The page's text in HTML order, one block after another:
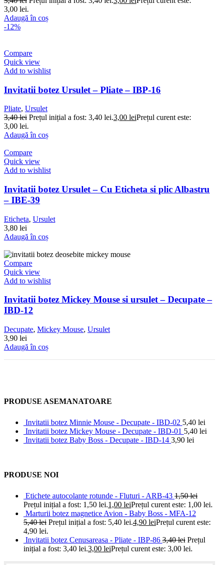
3,00 lei.
Adaugă în coș
-12%
Compare
Quick view
Add to wishlist
Invitatii botez Ursulet – Pliate – IBP-16
Pliate, Ursulet
3,40lei Prețul inițial a fost: 3,40 lei.3,00 leiPrețul curent este:
3,00 lei.
Adaugă în coș
Compare
Quick view
Add to wishlist
Invitatii botez Ursulet – Cu Eticheta si plic Albastru
– IBE-39
Eticheta, Ursulet
3,80 lei
Adaugă în coș
Compare
Quick view
Add to wishlist
Invitatii botez Mickey Mouse si ursulet – Decupate –
IBD-12
Decupate, Mickey Mouse, Ursulet
3,90 lei
Adaugă în coș
PRODUSE ASEMANATOARE
Invitatii botez Minnie Mouse - Decupate - IBD-02 5,40 lei
Invitatii botez Mickey Mouse - Decupate - IBD-01 5,40 lei
Invitatii botez Baby Boss - Decupate - IBD-14 3,90 lei
PRODUSE NOI
Etichete autocolante rotunde - Fluturi - ARB-43 1,50lei
Prețul inițial a fost: 1,50 lei.1,00 leiPrețul curent este: 1,00 lei.
Marturii botez magnetice Avion - Baby Boss - MFA-12
5,40lei Prețul inițial a fost: 5,40 lei.4,90 leiPrețul curent este:
4,90 lei.
Invitatii botez Cenusareasa - Pliate - IBP-86 3,40lei Prețul
inițial a fost: 3,40 lei.3,00 leiPrețul curent este: 3,00 lei.